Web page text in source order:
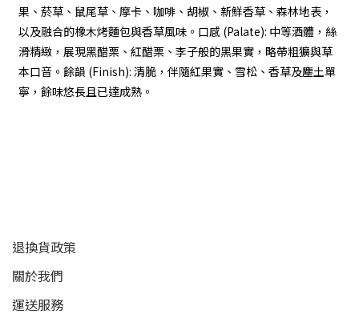
果、菸草、鼠尾草、摩卡、咖啡、胡椒、新鮮香草、森林地表，
以及融合的橡木烤麵包與香草風味。口感 (Palate): 中等酒體，絲
滑精緻，展現黑醋栗、紅醋栗、李子般的黑果實，略帶粗獷與草
本口音。餘韻 (Finish): 清脆，伴隨紅果實、雪松、香草及塵土單
寧，餘味悠長且已達成熟。
退換貨政策
關於我們
運送服務